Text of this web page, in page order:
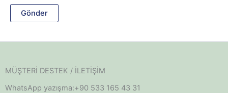
MÜŞTERİ DESTEK / İLETİŞİM
WhatsApp yazışma:+90 533 165 43 31